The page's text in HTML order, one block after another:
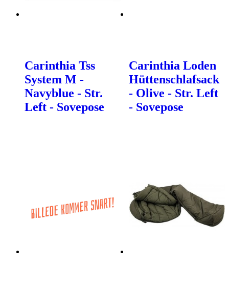
Carinthia Tss
System M -
Navyblue - Str.
Left - Sovepose
Carinthia Loden
Hüttenschlafsack
- Olive - Str. Left
- Sovepose